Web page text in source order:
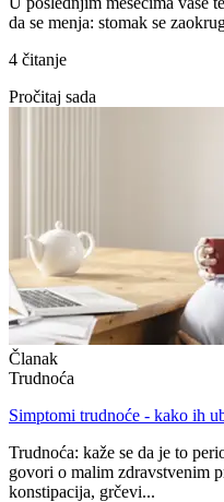
da se menja: stomak se
4 čitanje
Pročitaj sada
Članak
Trudnoća
Simptomi trudnoće - kako ih
Trudnoća: kaže se da je to
govori o malim zdravstvenim
konstipacija, grčevi...